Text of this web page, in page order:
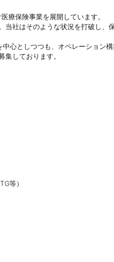
療保険事業を展開しています。
社はそのような状況を打破し、
心としつつも、オペレーション
しております。
等）